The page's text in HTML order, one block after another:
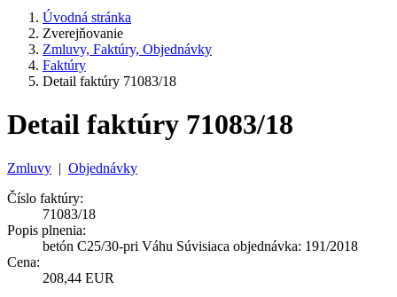
Úvodná stránka
Zverejňovanie
Zmluvy, Faktúry, Objednávky
Faktúry
Detail faktúry 71083/18
Detail faktúry 71083/18
Zmluvy | Objednávky
Číslo faktúry:
71083/18
Popis plnenia:
betón C25/30-pri Váhu Súvisiaca objednávka: 191/2018
Cena:
208,44 EUR